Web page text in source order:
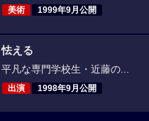
美術 1999年9月公開
怯える
平凡な専門学校生・近藤の...
出演 1998年9月公開